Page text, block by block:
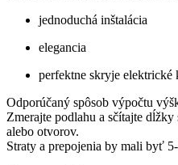
jednoduchá inštalácia
elegancia
perfektne skryje elektrické
Odporúčaný spôsob výpočtu
Zmerajte podlahu a sčítajte
alebo otvorov.
Straty a prepojenia by mali byť